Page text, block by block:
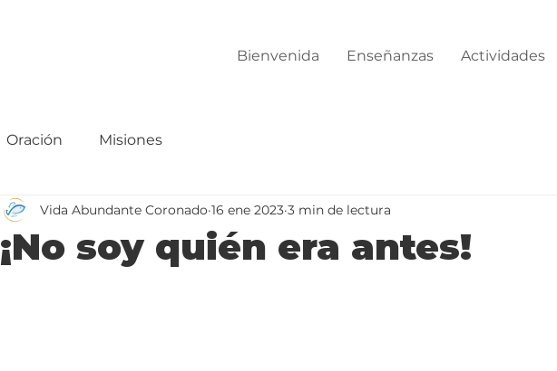
Bienvenida Enseñanzas Actividades
Oración Misiones
¡No soy quién era antes!
Vida Abundante Coronado 16 ene 2023 3 min de lectura